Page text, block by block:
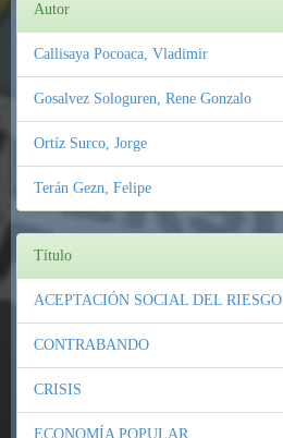
Autor
Callisaya Pocoaca, Vladimir
Gosalvez Sologuren, Rene Gonzalo
Ortíz Surco, Jorge
Terán Gezn, Felipe
Título
ACEPTACIÓN SOCIAL DEL RIESGO
CONTRABANDO
CRISIS
ECONOMÍA POPULAR